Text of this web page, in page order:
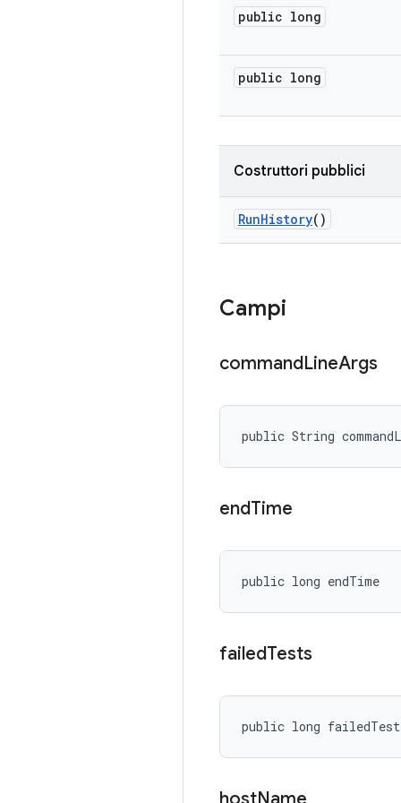
public long
public long
Costruttori pubblici
RunHistory()
Campi
commandLineArgs
public String
endTime
public long endTime
failedTests
public long